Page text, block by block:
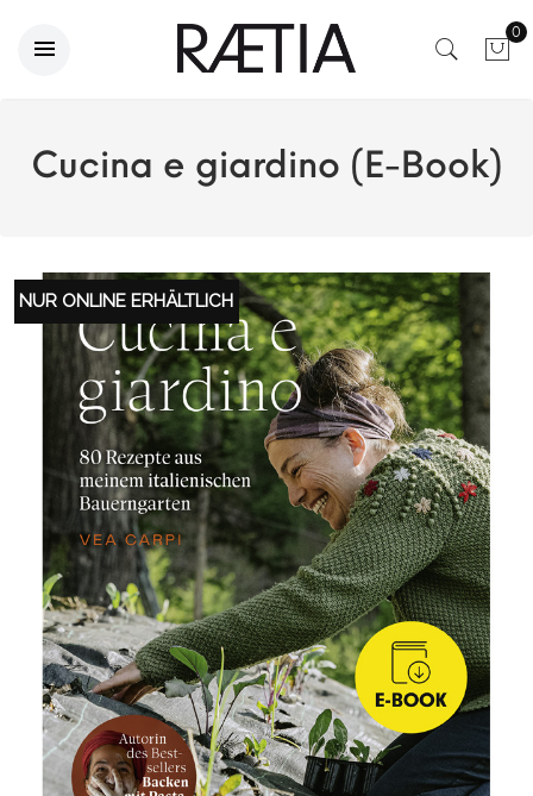
0
Cucina e giardino (E-Book)
NUR ONLINE ERHÄLTLICH